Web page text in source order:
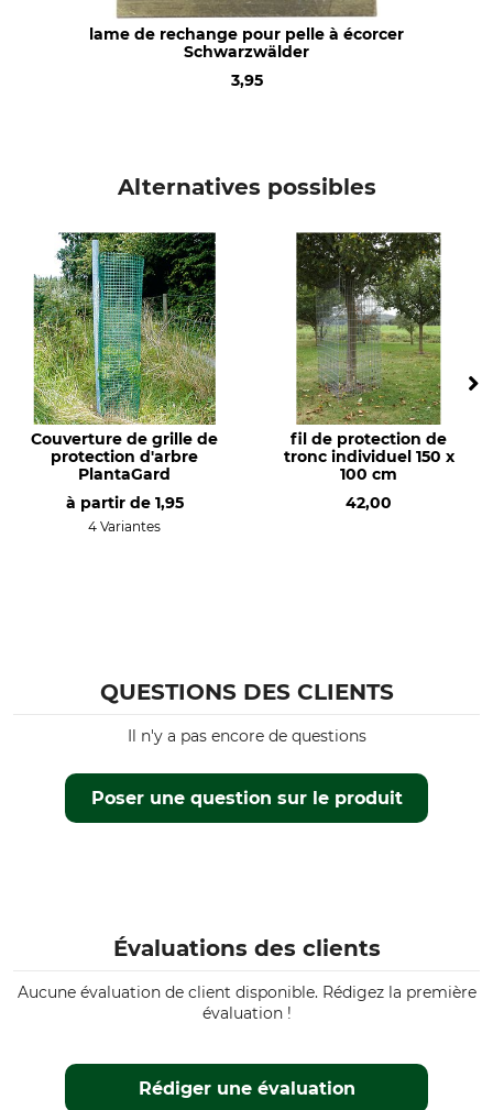
lame de rechange pour pelle à écorcer
Schwarzwälder
3,95
Alternatives possibles
Couverture de grille de
protection d'arbre
PlantaGard
à partir de 1,95
4 Variantes
fil de protection de
tronc individuel 150 x
100 cm
42,00
QUESTIONS DES CLIENTS
Poser une question sur le produit
Il n'y a pas encore de questions
Évaluations des clients
Aucune évaluation de client disponible. Rédigez la première
évaluation !
Rédiger une évaluation